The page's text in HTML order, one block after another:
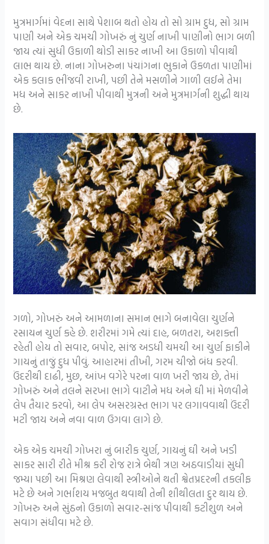
મુત્રમાર્ગમાં વેદના સાથે પેશાબ થતો હોય તો સો ગ્રામ દુધ, સો ગ્રામ
પાણી અને એક ચમચી ગોખરું નું ચુર્ણ નાખી પાણીનો ભાગ બળી
જાય ત્યાં સુધી ઉકાળી થોડી સાકર નાખી આ ઉકાળો પીવાથી
લાભ થાય છે. નાના ગોખરુના પંચાંગના ભુકાને ઉકળતા પાણીમાં
એક કલાક ભીંજવી રાખી, પછી તેને મસળીને ગાળી લઈને તેમા
મધ અને સાકર નાખી પીવાથી મુત્રની અને મુત્રમાર્ગની શુદ્ધી થાય
છે.
ગળો, ગોખરું અને આમળાના સમાન ભાગે બનાવેલા ચુર્ણને
રસાયન ચુર્ણ કહે છે. શરીરમાં ગમે ત્યાં દાહ, બળતરા, અશક્તી
રહેતી હોય તો સવાર, બપોર, સાંજ અડધી ચમચી આ ચુર્ણ ફાકીને
ગાયનું તાજું દુધ પીવું. આહારમાં તીખી, ગરમ ચીજો બંધ કરવી.
ઉંદરીથી દાઢી, મુછ, આંખ વગેરે પરના વાળ ખરી જાય છે, તેમાં
ગોખરું અને તલને સરખા ભાગે વાટીને મધ અને ઘી માં મેળવીને
લેપ તૈયાર કરવો, આ લેપ અસરગ્રસ્ત ભાગ પર લગાવવાથી ઉંદરી
મટી જાય અને નવા વાળ ઉગવા લાગે છે.
એક એક ચમચી ગોખરા નું બારીક ચુર્ણ, ગાયનું ઘી અને ખડી
સાકર સારી રીતે મીશ્ર કરી રોજ રાત્રે બેથી ત્રણ અઠવાડીયાં સુધી
જમ્યા પછી આ મિશ્રણ લેવાથી સ્ત્રીઓને થતી શ્વેતપ્રદરની તકલીફ
મટે છે અને ગર્ભાશય મજબુત થવાથી તેની શીથીલતા દુર થાય છે.
ગોખરુ અને સુંઠનો ઉકાળો સવાર-સાંજ પીવાથી કટીશુળ અને
સવાગ સંધીવા મટે છે.